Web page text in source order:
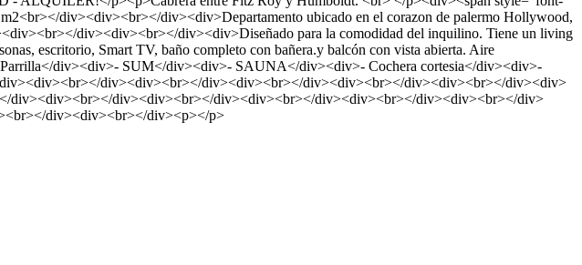
div><div><br></div><div>Departamento ubicado en el corazon de palermo Hollywood,
div><div><br></div><div>Diseñado para la comodidad del inquilino. Tiene un living
escritorio, Smart TV, baño completo con bañera.y balcón con vista abierta. Aire
div><div>- SUM</div><div>- SAUNA</div><div>- Cochera cortesia</div><div>-
div><div><br></div><div><br></div><div><br></div><div><br></div><div>
div><div><br></div><div><br></div><div><br></div><div><br></div>
div><div><br></div><p></p>